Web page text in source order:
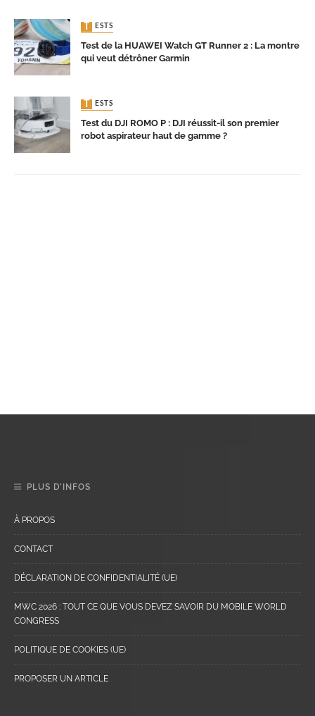
TESTS
Test de la HUAWEI Watch GT Runner 2 : La montre
qui veut détrôner Garmin
TESTS
Test du DJI ROMO P : DJI réussit-il son premier
robot aspirateur haut de gamme ?
PLUS D’INFOS
À PROPOS
CONTACT
DÉCLARATION DE CONFIDENTIALITÉ (UE)
MWC 2026 : TOUT CE QUE VOUS DEVEZ SAVOIR DU MOBILE WORLD
CONGRESS
POLITIQUE DE COOKIES (UE)
PROPOSER UN ARTICLE